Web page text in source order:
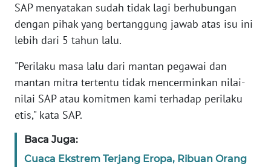
SAP menyatakan sudah tidak lagi berhubungan
dengan pihak yang bertanggung jawab atas isu ini
lebih dari 5 tahun lalu.
"Perilaku masa lalu dari mantan pegawai dan
mantan mitra tertentu tidak mencerminkan nilai-
nilai SAP atau komitmen kami terhadap perilaku
etis," kata SAP.
Baca Juga:
Cuaca Ekstrem Terjang Eropa, Ribuan Orang
KARIR
Wahana
News
Regional
WN